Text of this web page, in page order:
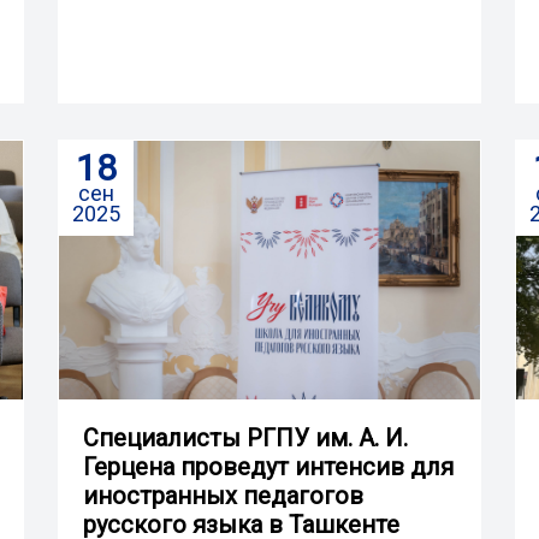
18
сен
2025
Специалисты РГПУ им. А. И.
Герцена проведут интенсив для
иностранных педагогов
русского языка в Ташкенте